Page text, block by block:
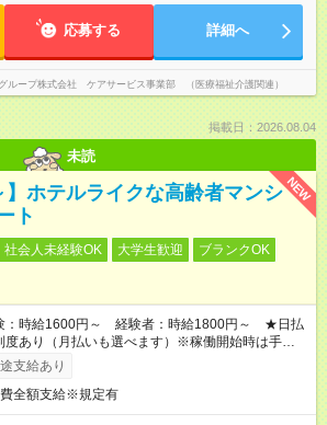
応募する 詳細へ
ループ株式会社 ケアサービス事業部 （医療福祉介護関連）
掲載日：2026.08.04
未読
NEW
ホテルライクな高齢者マンシ
ト
社会人未経験OK 大学生歓迎
ブランクOK
：時給1600円～ 経験者：時給1800円～ ★日払
度あり（月払いも選べます）※稼働開始時は手続き
支払いとなります。
支給あり
全額支給※規定有